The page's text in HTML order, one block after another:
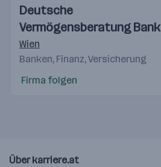
Videos
Einblicke
Einblicke
Deutsche
Vermögensberatung Bank
AG
Wien
Banken, Finanz, Versicherung
Firma folgen
Über karriere.at